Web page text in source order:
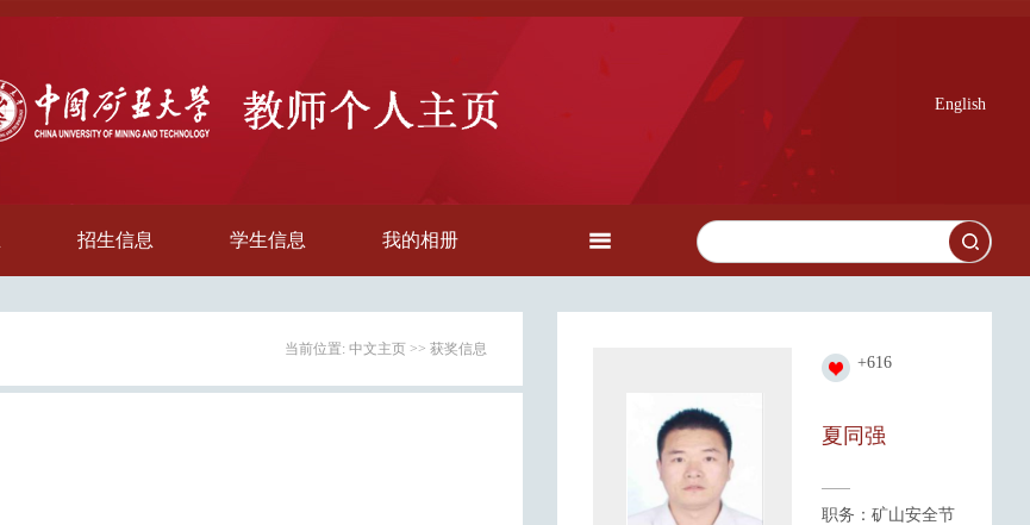
English
招生信息 学生信息 我的相册
当前位置: 中文主页 >> 获奖信息
+616
夏同强
职务：矿山安全节